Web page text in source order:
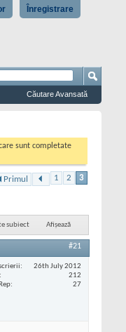
Înregistrare
Căutare Avansată
sunt completate
Primul 1 2 3
subiect Afișează
#21
26th July 2012
212
27